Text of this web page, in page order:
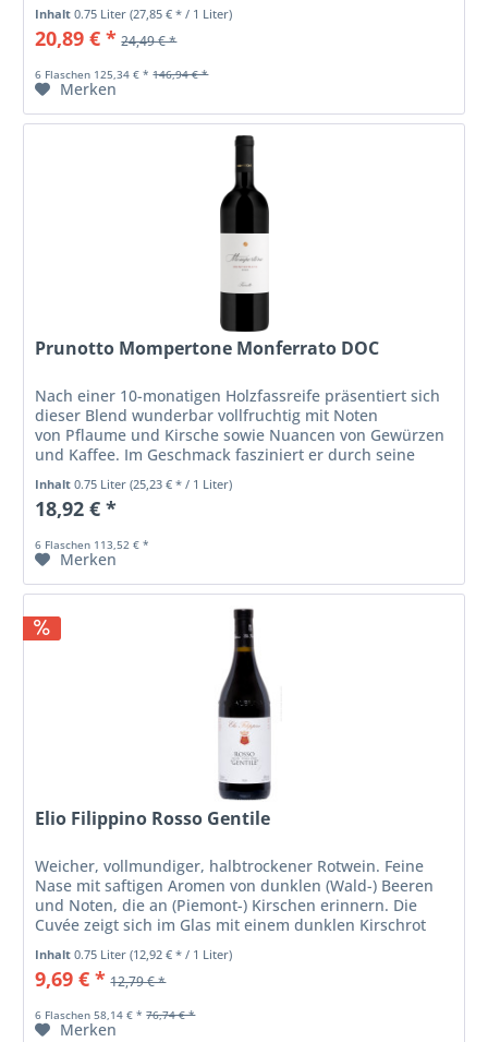
Inhalt0.75 Liter(27,85 € * / 1 Liter)
20,89 € * 24,49 € *
6 Flaschen 125,34 € * 146,94 € *
Merken
Prunotto Mompertone Monferrato DOC
Nach einer 10-monatigen Holzfassreife präsentiert sich
dieser Blend wunderbar vollfruchtig mit Noten
von Pflaume und Kirsche sowie Nuancen von Gewürzen
und Kaffee. Im Geschmack fasziniert er durch seine
Dichte, sein sanftes Tannin, seine...
Inhalt0.75 Liter(25,23 € * / 1 Liter)
18,92 € *
6 Flaschen 113,52 € *
Merken
Elio Filippino Rosso Gentile
Weicher, vollmundiger, halbtrockener Rotwein. Feine
Nase mit saftigen Aromen von dunklen (Wald-) Beeren
und Noten, die an (Piemont-) Kirschen erinnern. Die
Cuvée zeigt sich im Glas mit einem dunklen Kirschrot
mit leichten violetten...
Inhalt0.75 Liter(12,92 € * / 1 Liter)
9,69 € * 12,79 € *
6 Flaschen 58,14 € * 76,74 € *
Merken